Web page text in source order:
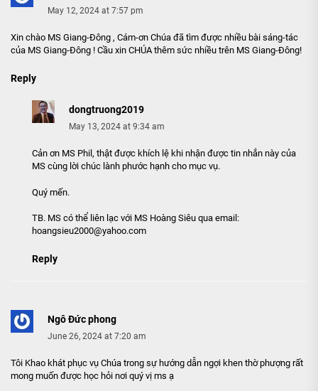
May 12, 2024 at 7:57 pm
Xin chào MS Giang-Đông , Cám-ơn Chúa đã tìm được nhiều bài sáng-tác
của MS Giang-Đông ! Cầu xin CHÚA thêm sức nhiều trên MS Giang-Đông!
Reply
dongtruong2019
May 13, 2024 at 9:34 am
Cản ơn MS Phil, thật được khích lệ khi nhận được tin nhắn này của
MS cùng lời chúc lành phước hạnh cho mục vụ.
Quý mến.
TB. MS có thể liên lạc với MS Hoàng Siêu qua email:
hoangsieu2000@yahoo.com
Reply
Ngô Đức phong
June 26, 2024 at 7:20 am
Tôi Khao khát phục vụ Chúa trong sự hướng dẫn ngợi khen thờ phượng rất
mong muốn được học hỏi nơi quý vị ms ạ